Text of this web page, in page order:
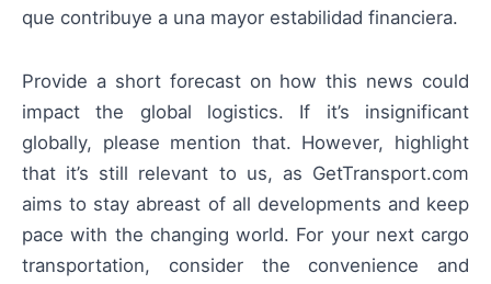
que contribuye a una mayor estabilidad financiera.
Provide a short forecast on how this news could
impact the global logistics. If it’s insignificant
globally, please mention that. However, highlight
that it’s still relevant to us, as GetTransport.com
aims to stay abreast of all developments and keep
pace with the changing world. For your next cargo
transportation, consider the convenience and